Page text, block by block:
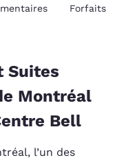
Forfaits
Suites
Montréal
Bell
l’un des